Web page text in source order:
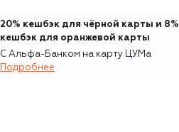
20% кешбэк для чёрной карты и 8%
кешбэк для оранжевой карты
С Альфа-Банком на карту ЦУМа
Подробнее